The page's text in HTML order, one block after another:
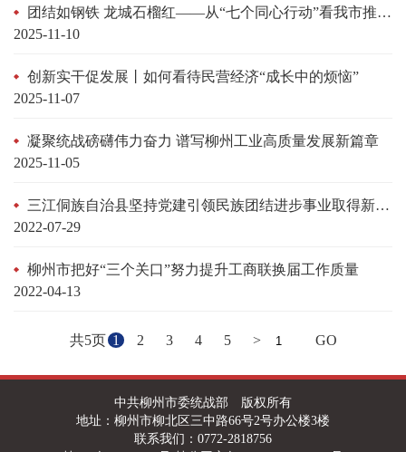
团结如钢铁 龙城石榴红——从“七个同心行动”看我市推进铸牢中华民族共同体意识工作走深走实
2025-11-10
创新实干促发展丨如何看待民营经济“成长中的烦恼”
2025-11-07
凝聚统战磅礴伟力奋力 谱写柳州工业高质量发展新篇章
2025-11-05
三江侗族自治县坚持党建引领民族团结进步事业取得新成效
2022-07-29
柳州市把好“三个关口”努力提升工商联换届工作质量
2022-04-13
共5页 1 2 3 4 5 > GO
中共柳州市委统战部 版权所有
地址：柳州市柳北区三中路66号2号办公楼3楼
联系我们：0772-2818756